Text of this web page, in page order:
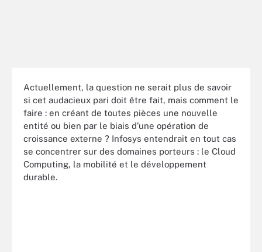
Actuellement, la question ne serait plus de savoir
si cet audacieux pari doit être fait, mais comment le
faire : en créant de toutes pièces une nouvelle
entité ou bien par le biais d’une opération de
croissance externe ? Infosys entendrait en tout cas
se concentrer sur des domaines porteurs : le Cloud
Computing, la mobilité et le développement
durable.